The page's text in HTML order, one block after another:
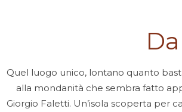
Quel luogo unico, lontano quanto
alla mondanità che sembra fatto
Giorgio Faletti. Un’isola scoperta per